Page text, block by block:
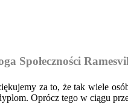
Społeczności
za to, że tak wiele
Oprócz tego w ciągu